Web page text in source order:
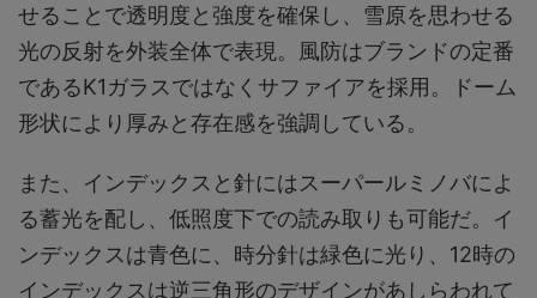
せることで透明度と強度を確保し、雪原を思わせる
光の反射を外装全体で表現。風防はブランドの定番
であるK1ガラスではなくサファイアを採用。ドーム
形状により厚みと存在感を強調している。
また、インデックスと針にはスーパールミノバによ
る蓄光を配し、低照度下での読み取りも可能だ。イ
ンデックスは青色に、時分針は緑色に光り、12時の
インデックスは逆三角形のデザインがあしらわれて